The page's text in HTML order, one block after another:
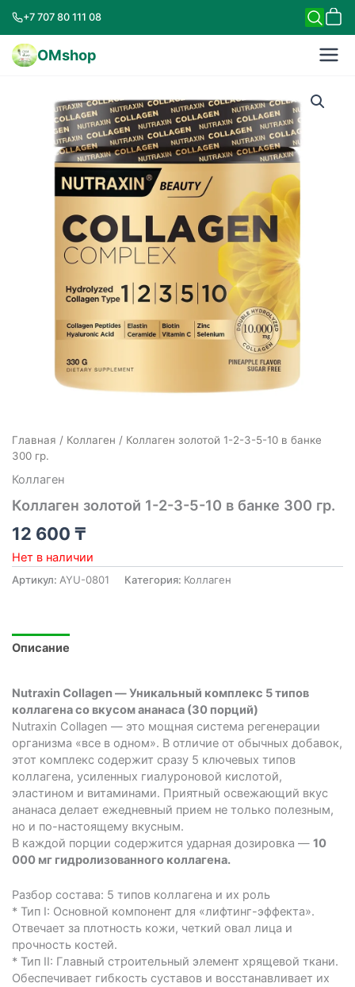
+7 707 80 111 08
OMshop
Главная / Коллаген / Коллаген золотой 1-2-3-5-10 в банке
300 гр.
Коллаген
Коллаген золотой 1-2-3-5-10 в банке 300 гр.
12 600 ₸
Нет в наличии
Артикул: AYU-0801 Категория: Коллаген
Описание
Nutraxin Collagen — Уникальный комплекс 5 типов
коллагена со вкусом ананаса (30 порций)
Nutraxin Collagen — это мощная система регенерации
организма «все в одном». В отличие от обычных добавок,
этот комплекс содержит сразу 5 ключевых типов
коллагена, усиленных гиалуроновой кислотой,
эластином и витаминами. Приятный освежающий вкус
ананаса делает ежедневный прием не только полезным,
но и по-настоящему вкусным.
В каждой порции содержится ударная дозировка — 10
000 мг гидролизованного коллагена.
Разбор состава: 5 типов коллагена и их роль
* Тип I: Основной компонент для «лифтинг-эффекта».
Отвечает за плотность кожи, четкий овал лица и
прочность костей.
* Тип II: Главный строительный элемент хрящевой ткани.
Обеспечивает гибкость суставов и восстанавливает их